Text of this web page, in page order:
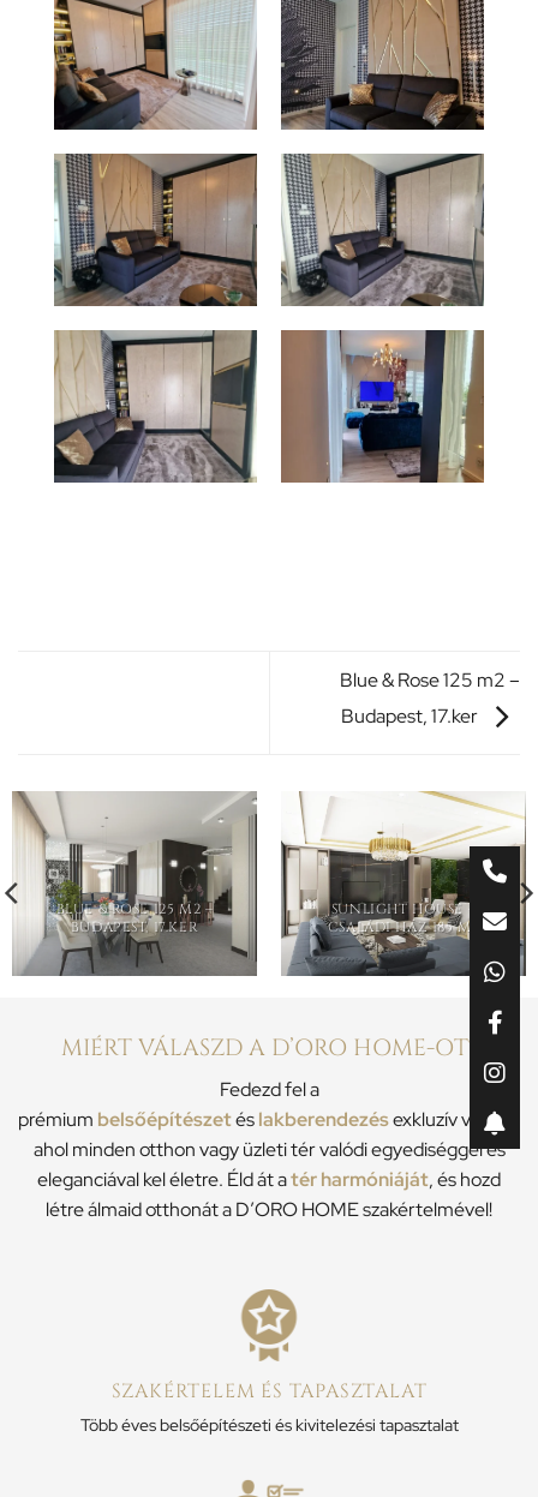
Blue & Rose 125 m2 –
Budapest, 17.ker
BLUE & ROSE 125 M2 –
BUDAPEST, 17.KER
SUNLIGHT HOUSE –
CSALÁDI HÁZ 185 M2
MIÉRT VÁLASZD A D’ORO HOME-OT?
Fedezd fel a
prémium belsőépítészetéslakberendezésexkluzív világát,
ahol minden otthon vagy üzleti tér valódi egyediséggel és
eleganciával kel életre. Éld át atér harmóniáját, és hozd
létre álmaid otthonát a D’ORO HOME szakértelmével!
SZAKÉRTELEM ÉS TAPASZTALAT
Több éves belsőépítészeti és kivitelezési tapasztalat